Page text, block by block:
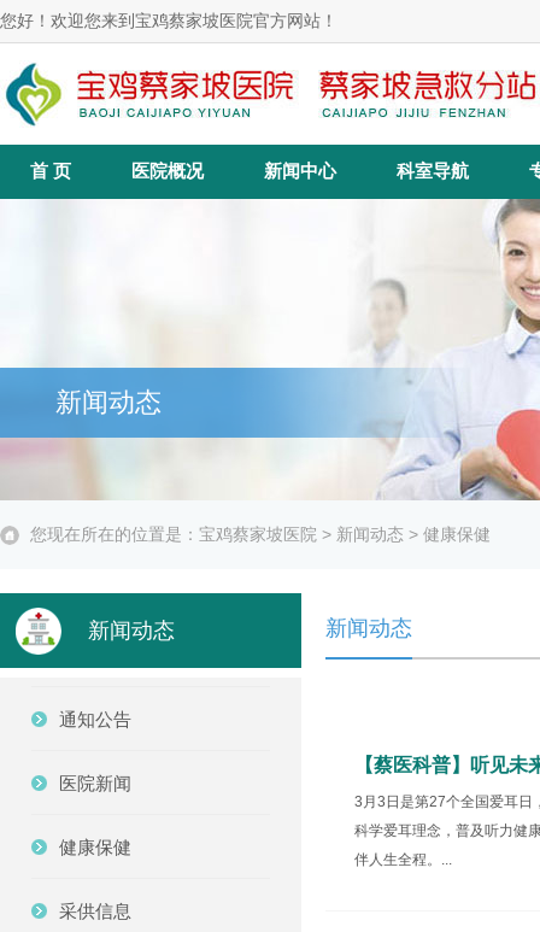
您好！欢迎您来到宝鸡蔡家坡医院官方网站！
首 页 医院概况 新闻中心 科室导航
新闻动态
您现在所在的位置是： 宝鸡蔡家坡医院 > 新闻动态 > 健康保健
新闻动态
通知公告
医院新闻
健康保健
采供信息
新闻动态
【蔡医科普】听见
3月3日是第27个全国爱耳日
科学爱耳理念，普及听力健
伴人生全程。...